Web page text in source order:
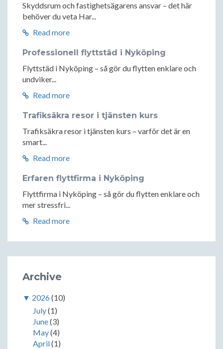
Skyddsrum och fastighetsägarens ansvar – det här
behöver du veta Har...
Read more
Professionell flyttstäd i Nyköping
Flyttstäd i Nyköping – så gör du flytten enklare och
undviker...
Read more
Trafiksäkra resor i tjänsten kurs
Trafiksäkra resor i tjänsten kurs – varför det är en
smart...
Read more
Erfaren flyttfirma i Nyköping
Flyttfirma i Nyköping – så gör du flytten enklare och
mer stressfri...
Read more
Archive
▼ 2026(10)
July(1)
June(3)
May(4)
April(1)